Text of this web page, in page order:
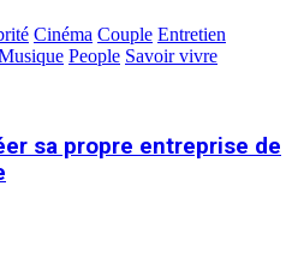
Cinéma Couple Entretien
People Savoir vivre
sa propre entreprise de